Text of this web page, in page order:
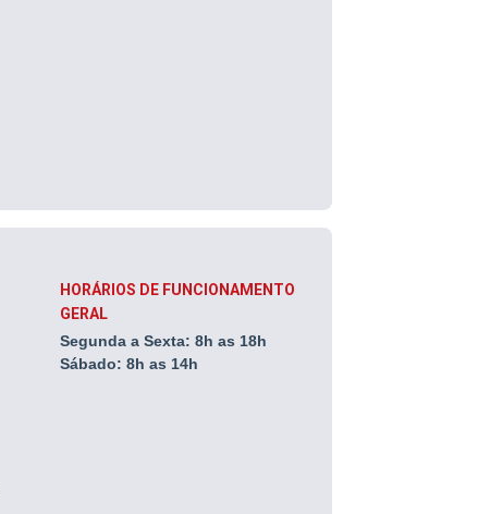
HORÁRIOS DE FUNCIONAMENTO
GERAL
Segunda a Sexta: 8h as 18h
Sábado: 8h as 14h